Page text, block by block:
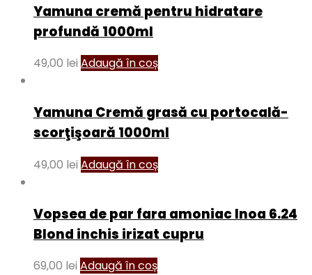
Yamuna cremă pentru hidratare
profundă 1000ml
49,00 lei Adaugă în coș
Yamuna Cremă grasă cu portocală-
scorţişoară 1000ml
49,00 lei Adaugă în coș
Vopsea de par fara amoniac Inoa 6.24
Blond inchis irizat cupru
69,00 lei Adaugă în coș